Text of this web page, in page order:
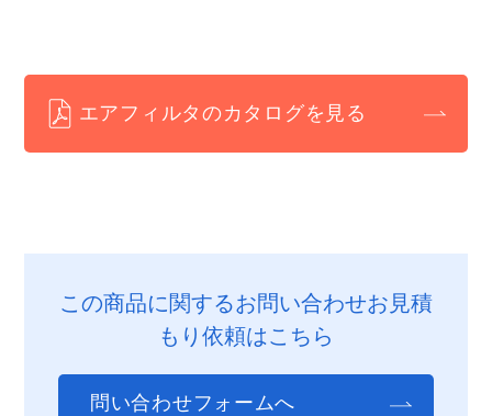
エアフィルタのカタログを見る
この商品に関するお問い合わせお見積
もり依頼はこちら
問い合わせフォームへ